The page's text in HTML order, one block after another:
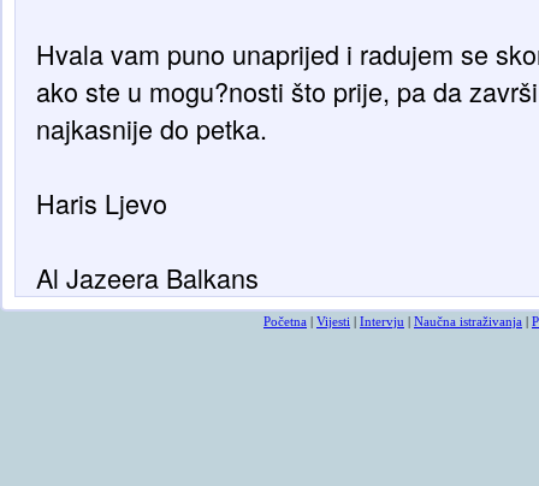
Hvala vam puno unaprijed i radujem se
ako ste u mogu?nosti što prije, pa da
najkasnije do petka.
Haris Ljevo
Al Jazeera Balkans
Početna | Vijesti | Intervju | Naučna istraživanja |